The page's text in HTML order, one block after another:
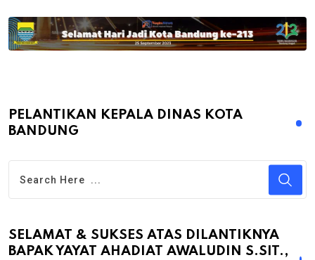
PELANTIKAN KEPALA DINAS KOTA
BANDUNG
SELAMAT & SUKSES ATAS DILANTIKNYA
BAPAK YAYAT AHADIAT AWALUDIN S.SIT.,